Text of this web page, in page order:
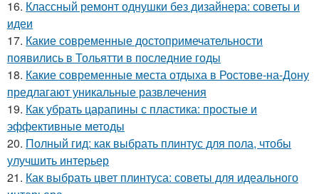
16. Классный ремонт однушки без дизайнера: советы и
идеи
17. Какие современные достопримечательности
появились в Тольятти в последние годы
18. Какие современные места отдыха в Ростове-на-Дону
предлагают уникальные развлечения
19. Как убрать царапины с пластика: простые и
эффективные методы
20. Полный гид: как выбрать плинтус для пола, чтобы
улучшить интерьер
21. Как выбрать цвет плинтуса: советы для идеального